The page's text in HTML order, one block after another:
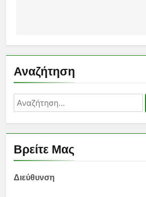
Αναζήτηση
Αναζήτηση
για:
Βρείτε Μας
Διεύθυνση